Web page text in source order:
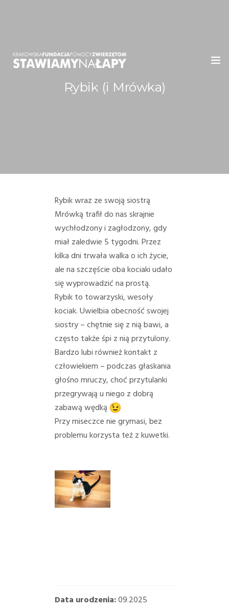
PRZYJACIELE
PORADY/PRAWO
Rybik (i Mrówka)
Rybik wraz ze swoją siostrą
Mrówką trafił do nas skrajnie
wychłodzony i zagłodzony, gdy
miał zaledwie 5 tygodni. Przez
kilka dni trwała walka o ich życie,
ale na szczęście oba kociaki udało
się wyprowadzić na prostą.
Rybik to towarzyski, wesoły
kociak. Uwielbia obecność swojej
siostry – chętnie się z nią bawi, a
często także śpi z nią przytulony.
Bardzo lubi również kontakt z
człowiekiem – podczas głaskania
głośno mruczy, choć przytulanki
przegrywają u niego z dobrą
zabawą wędką
Przy miseczce nie grymasi, bez
problemu korzysta też z kuwetki.
Data urodzenia:09.2025